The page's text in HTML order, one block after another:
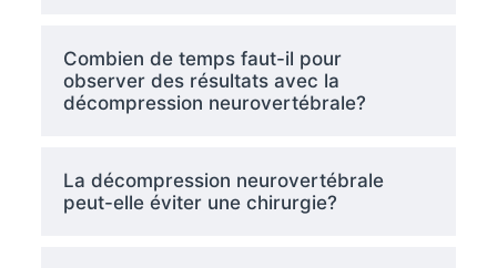
Combien de temps faut-il pour
observer des résultats avec la
décompression neurovertébrale?
La décompression neurovertébrale
peut-elle éviter une chirurgie?